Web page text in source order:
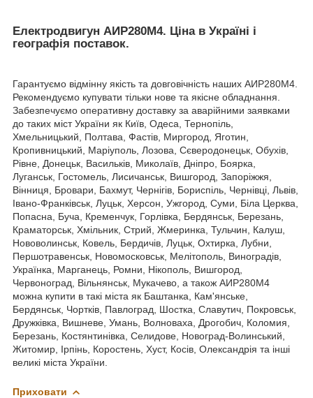
Електродвигун АИР280М4. Ціна в Україні і
географія поставок.
Гарантуємо відмінну якість та довговічність наших АИР280М4.
Рекомендуємо купувати тільки нове та якісне обладнання.
Забезпечуємо оперативну доставку за аварійними заявками
до таких міст України як Київ, Одеса, Тернопіль,
Хмельницький, Полтава, Фастів, Миргород, Яготин,
Кропивницький, Маріуполь, Лозова, Сєверодонецьк, Обухів,
Рівне, Донецьк, Васильків, Миколаїв, Дніпро, Боярка,
Луганськ, Гостомель, Лисичанськ, Вишгород, Запоріжжя,
Вінниця, Бровари, Бахмут, Чернігів, Бориспіль, Чернівці, Львів,
Івано-Франківськ, Луцьк, Херсон, Ужгород, Суми, Біла Церква,
Попасна, Буча, Кременчук, Горлівка, Бердянськ, Березань,
Краматорськ, Хмільник, Стрий, Жмеринка, Тульчин, Калуш,
Нововолинськ, Ковель, Бердичів, Луцьк, Охтирка, Лубни,
Першотравенськ, Новомосковськ, Мелітополь, Виноградів,
Українка, Марганець, Ромни, Нікополь, Вишгород,
Червоноград, Вільнянськ, Мукачево, а також АИР280М4
можна купити в такі міста як Баштанка, Кам'янське,
Бердянськ, Чортків, Павлоград, Шостка, Славутич, Покровськ,
Дружківка, Вишневе, Умань, Волноваха, Дрогобич, Коломия,
Березань, Костянтинівка, Селидове, Новоград-Волинський,
Житомир, Ірпінь, Коростень, Хуст, Косів, Олександрія та інші
великі міста України.
Приховати